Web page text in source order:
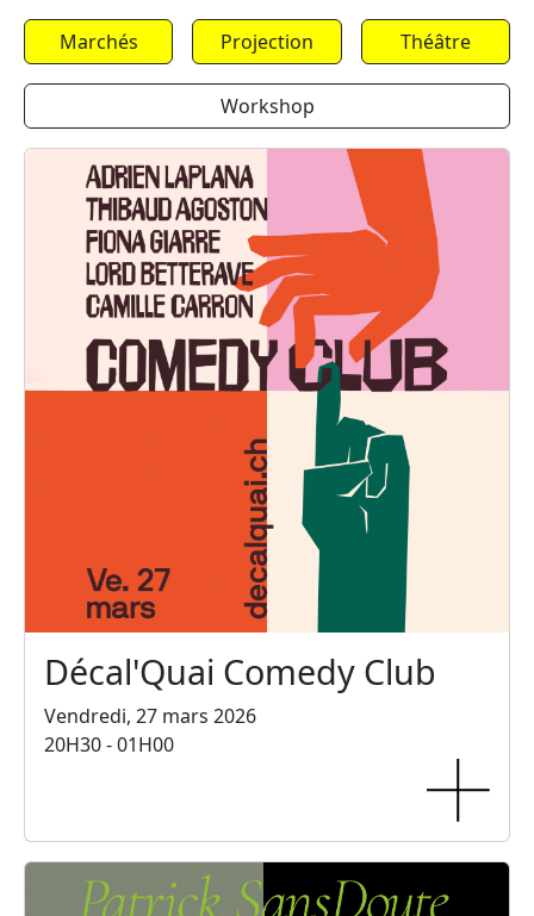
Marchés Projection Théâtre
Workshop
Décal'Quai Comedy Club
Vendredi, 27 mars 2026
20H30 - 01H00